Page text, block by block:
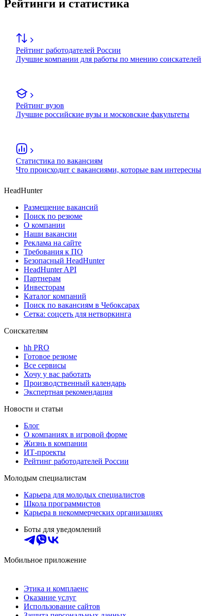
Рейтинги и статистика
Рейтинг работодателей России
Лучшие компании для работы по мнению соискателей
Рейтинг вузов
Лучшие российские вузы и московские факультеты
Статистика по вакансиям
Что происходит с вакансиями, которые вам интересны
HeadHunter
Размещение вакансий
Поиск по резюме
О компании
Наши вакансии
Реклама на сайте
Требования к ПО
Безопасный HeadHunter
HeadHunter API
Партнерам
Инвесторам
Каталог компаний
Поиск по вакансиям в Чебоксарах
Сетка: соцсеть для нетворкинга
Соискателям
hh PRO
Готовое резюме
Все сервисы
Хочу у вас работать
Производственный календарь
Экспертная рекомендация
Новости и статьи
Блог
О компаниях в игровой форме
Жизнь в компании
ИТ-проекты
Рейтинг работодателей России
Молодым специалистам
Карьера для молодых специалистов
Школа программистов
Карьера в некоммерческих организациях
Боты для уведомлений
Мобильное приложение
Этика и комплаенс
Оказание услуг
Использование сайтов